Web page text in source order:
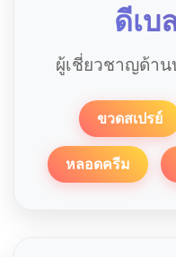
ดีเบ
ผู้เชี่ยวชาญด้า
ขวดสเปรย์
หลอดครีม